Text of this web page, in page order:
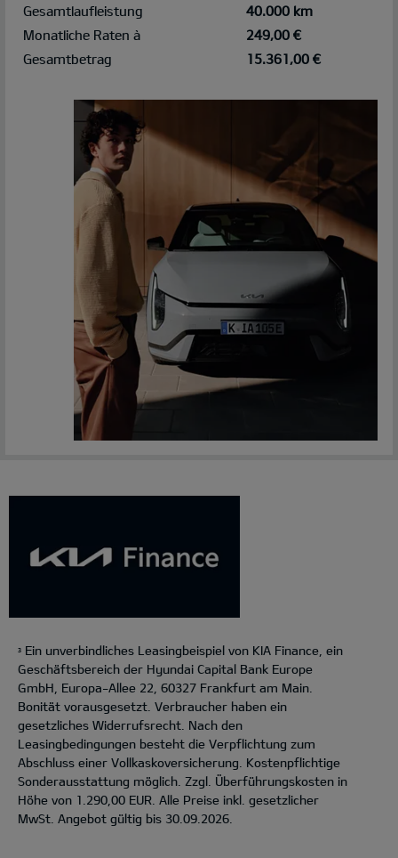
Gesamtlaufleistung
40.000 km
Monatliche Raten à
249,00 €
Gesamtbetrag
15.361,00 €
3
Ein unverbindliches Leasingbeispiel von KIA Finance, ein
Geschäftsbereich der Hyundai Capital Bank Europe
GmbH, Europa-Allee 22, 60327 Frankfurt am Main.
Bonität vorausgesetzt. Verbraucher haben ein
gesetzliches Widerrufsrecht. Nach den
Leasingbedingungen besteht die Verpflichtung zum
Abschluss einer Vollkaskoversicherung. Kostenpflichtige
Sonderausstattung möglich. Zzgl. Überführungskosten in
Höhe von 1.290,00 EUR. Alle Preise inkl. gesetzlicher
MwSt. Angebot gültig bis 30.09.2026.